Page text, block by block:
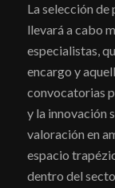
La selección
llevará a cabo
especialistas,
encargo y
convocatorias
y la innovación
valoración en
espacio
dentro del